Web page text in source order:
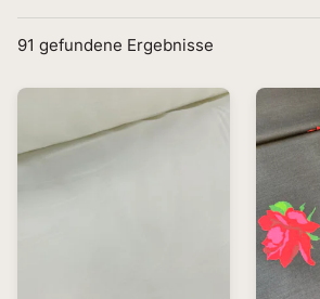
91 gefundene Ergebnisse